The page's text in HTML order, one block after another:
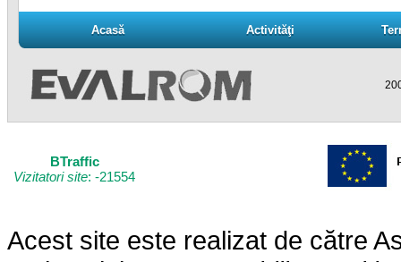
Acasă
Acasă Activităţi
Activităţi
BTraffic
Vizitatori site: -21554
Acest site este realizat de către